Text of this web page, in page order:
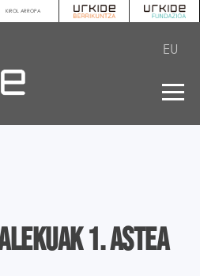
KIROL ARROPA
EU
1. astea